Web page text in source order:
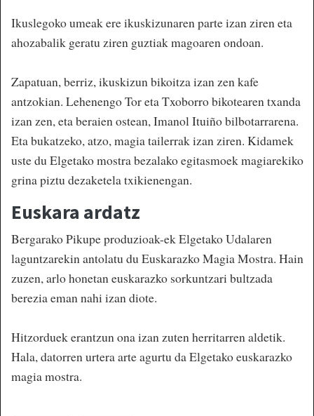
Ikuslegoko umeak ere ikuskizunaren parte izan ziren eta
ahozabalik geratu ziren guztiak magoaren ondoan.
Zapatuan, berriz, ikuskizun bikoitza izan zen kafe
antzokian. Lehenengo Tor eta Txoborro bikotearen txanda
izan zen, eta beraien ostean, Imanol Ituiño bilbotarrarena.
Eta bukatzeko, atzo, magia tailerrak izan ziren. Kidamek
uste du Elgetako mostra bezalako egitasmoek magiarekiko
grina piztu dezaketela txikienengan.
Euskara ardatz
Bergarako Pikupe produzioak-ek Elgetako Udalaren
laguntzarekin antolatu du Euskarazko Magia Mostra. Hain
zuzen, arlo honetan euskarazko sorkuntzari bultzada
berezia eman nahi izan diote.
Hitzorduek erantzun ona izan zuten herritarren aldetik.
Hala, datorren urtera arte agurtu da Elgetako euskarazko
magia mostra.